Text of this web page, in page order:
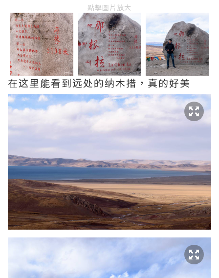
點擊圖片放大
在这里能看到远处的纳木措，真的好美